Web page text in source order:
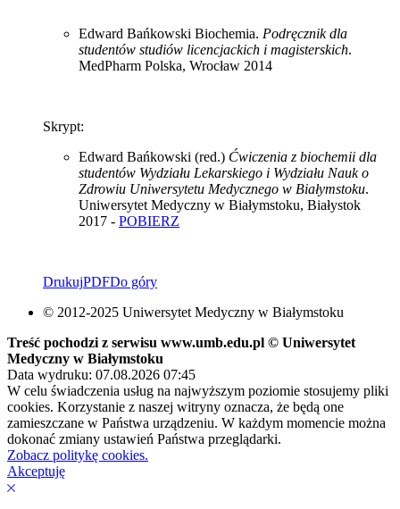
Edward Bańkowski Biochemia. Podręcznik dla
studentów studiów licencjackich i magisterskich.
MedPharm Polska, Wrocław 2014
Skrypt:
Edward Bańkowski (red.) Ćwiczenia z biochemii dla
studentów Wydziału Lekarskiego i Wydziału Nauk o
Zdrowiu Uniwersytetu Medycznego w Białymstoku.
Uniwersytet Medyczny w Białymstoku, Białystok
2017 - POBIERZ
DrukujPDFDo góry
© 2012-2025 Uniwersytet Medyczny w Białymstoku
Treść pochodzi z serwisu www.umb.edu.pl © Uniwersytet
Medyczny w Białymstoku
Data wydruku: 07.08.2026 07:45
W celu świadczenia usług na najwyższym poziomie stosujemy pliki
cookies. Korzystanie z naszej witryny oznacza, że będą one
zamieszczane w Państwa urządzeniu. W każdym momencie można
dokonać zmiany ustawień Państwa przeglądarki.
Zobacz politykę cookies.
Akceptuję